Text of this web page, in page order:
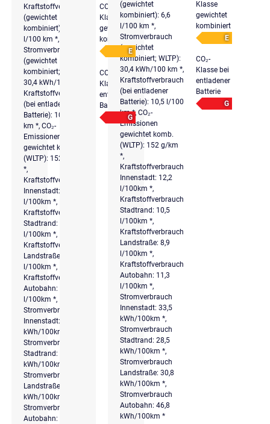
Kraftstoffverbrauch
(gewichtet
kombiniert): 6,6
l/100 km *,
Stromverbrauch
(gewichtet
kombiniert; WLTP):
30,4 kWh/100 km *,
Kraftstoffverbrauch
(bei entladener
Batterie): 10,5 l/100
km *, CO₂-
Emissionen
gewichtet komb.
(WLTP): 152 g/km
*,
Kraftstoffverbrauch
Innenstadt: 12,2
l/100km *,
Kraftstoffverbrauch
Stadtrand: 10,5
l/100km *,
Kraftstoffverbrauch
Landstraße: 8,9
l/100km *,
Kraftstoffverbrauch
Autobahn: 11,3
l/100km *,
Stromverbrauch
Innenstadt: 33,3
kWh/100km *,
Stromverbrauch
Stadtrand: 28,5
kWh/100km *,
Stromverbrauch
Landstraße: 30,8
kWh/100km *,
Stromverbrauch
Autobahn: 46,8
CO₂-
Klasse
gewichtet
kombiniert
E
CO₂-
Klasse bei
entladener
Batterie
G
(gewichtet
kombiniert): 6,6
l/100 km *,
Stromverbrauch
(gewichtet
kombiniert; WLTP):
30,4 kWh/100 km *,
Kraftstoffverbrauch
(bei entladener
Batterie): 10,5 l/100
km *, CO₂-
Emissionen
gewichtet komb.
(WLTP): 152 g/km
*,
Kraftstoffverbrauch
Innenstadt: 12,2
l/100km *,
Kraftstoffverbrauch
Stadtrand: 10,5
l/100km *,
Kraftstoffverbrauch
Landstraße: 8,9
l/100km *,
Kraftstoffverbrauch
Autobahn: 11,3
l/100km *,
Stromverbrauch
Innenstadt: 33,5
kWh/100km *,
Stromverbrauch
Stadtrand: 28,5
kWh/100km *,
Stromverbrauch
Landstraße: 30,8
kWh/100km *,
Stromverbrauch
Autobahn: 46,8
kWh/100km *
Klasse
gewichtet
kombiniert
E
CO₂-
Klasse bei
entladener
Batterie
G